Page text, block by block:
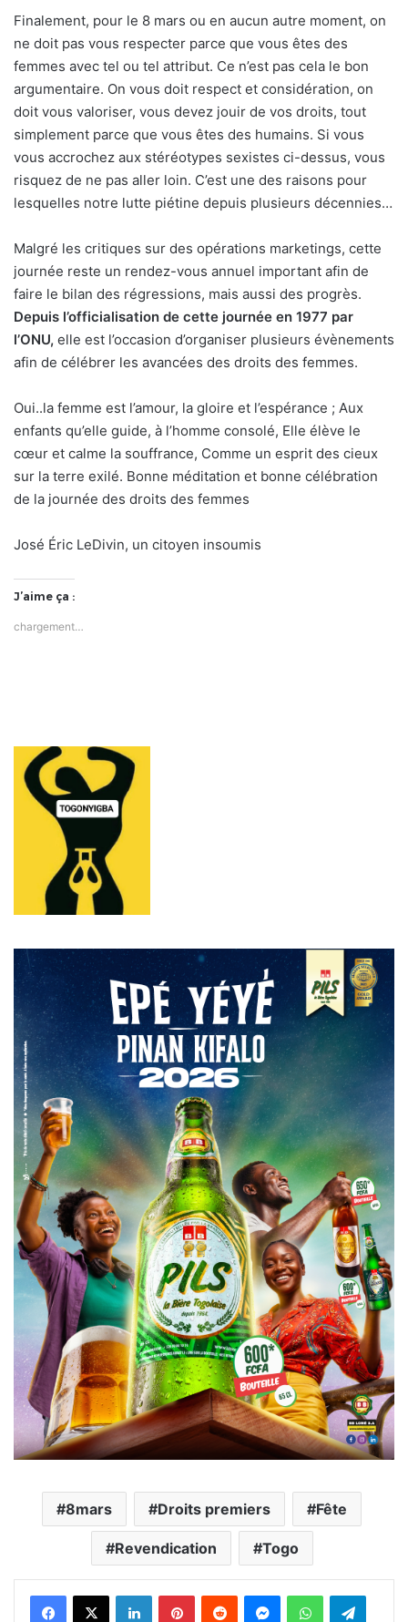
Finalement, pour le 8 mars ou en aucun autre moment, on
ne doit pas vous respecter parce que vous êtes des
femmes avec tel ou tel attribut. Ce n’est pas cela le bon
argumentaire. On vous doit respect et considération, on
doit vous valoriser, vous devez jouir de vos droits, tout
simplement parce que vous êtes des humains. Si vous
vous accrochez aux stéréotypes sexistes ci-dessus, vous
risquez de ne pas aller loin. C’est une des raisons pour
lesquelles notre lutte piétine depuis plusieurs décennies…
Malgré les critiques sur des opérations marketings, cette
journée reste un rendez-vous annuel important afin de
faire le bilan des régressions, mais aussi des progrès.
Depuis l’officialisation de cette journée en 1977 par
l’ONU, elle est l’occasion d’organiser plusieurs évènements
afin de célébrer les avancées des droits des femmes.
Oui..la femme est l’amour, la gloire et l’espérance ; Aux
enfants qu’elle guide, à l’homme consolé, Elle élève le
cœur et calme la souffrance, Comme un esprit des cieux
sur la terre exilé. Bonne méditation et bonne célébration
de la journée des droits des femmes
José Éric LeDivin, un citoyen insoumis
J’aime ça :
chargement…
8mars Droits premiers Fête
Revendication Togo
FacebookX Linkedin PinterestReddit MessengerWhatsAppTelegram